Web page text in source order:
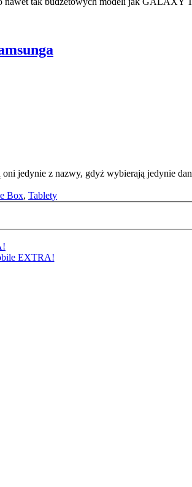
jedynie z nazwy, gdyż wybierają jedynie
Box, Tablety